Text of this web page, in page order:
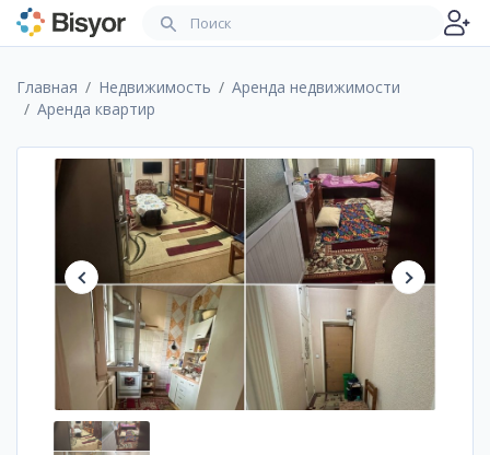
Главная Недвижимость
Аренда недвижимости
Аренда квартир